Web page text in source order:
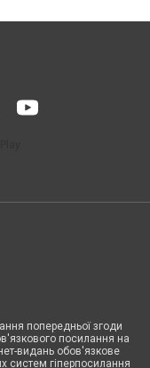
попередньої згоди
посилання на
видань обов'язкове
систем гіперпосилання